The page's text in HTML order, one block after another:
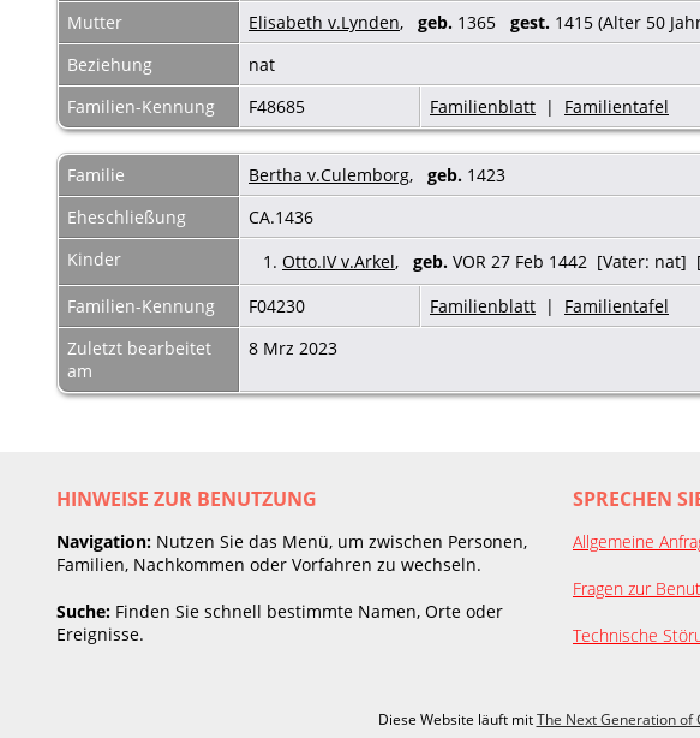
Mutter
Elisabeth v.Lynden, geb. 1365 gest. 1415 (Alter 50
Beziehung
nat
Familien-Kennung
F48685 Familienblatt | Familientafel
Familie Bertha v.Culemborg, geb. 1423
Eheschließung
CA.1436
Kinder
1. Otto.IV v.Arkel, geb. VOR 27 Feb 1442 [Vater:
Familien-Kennung
F04230 Familienblatt | Familientafel
Zuletzt bearbeitet
am
8 Mrz 2023
HINWEISE ZUR BENUTZUNG
Navigation: Nutzen Sie das Menü, um zwischen Personen,
Familien, Nachkommen oder Vorfahren zu wechseln.
Suche: Finden Sie schnell bestimmte Namen, Orte oder
Ereignisse.
SPRECHEN
Allgemeine
Fragen zur
Technische
Diese Website läuft mitThe Next Generation of